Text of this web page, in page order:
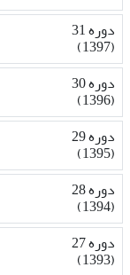
دوره 31
(1397)
دوره 30
(1396)
دوره 29
(1395)
دوره 28
(1394)
دوره 27
(1393)